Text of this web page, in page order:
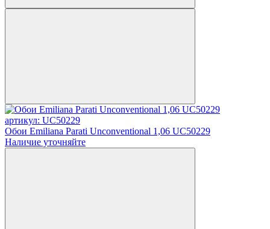
артикул: UC50229
Обои Emiliana Parati Unconventional 1,06 UC50229
Наличие уточняйте